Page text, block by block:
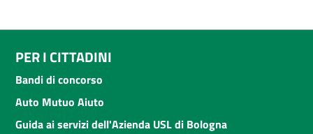
PER I CITTADINI
Bandi di concorso
Auto Mutuo Aiuto
Guida ai servizi dell'Azienda USL di Bologna